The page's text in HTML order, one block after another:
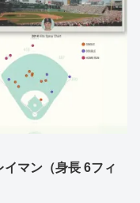
マン（身長 6フィ